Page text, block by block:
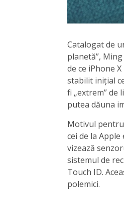
Catalogat de
planetă”,
de ce iPhone
stabilit inițial
fi „extrem” de
putea dăuna
Motivul pentru
cei de la
vizează
sistemul de
Touch ID.
polemici.